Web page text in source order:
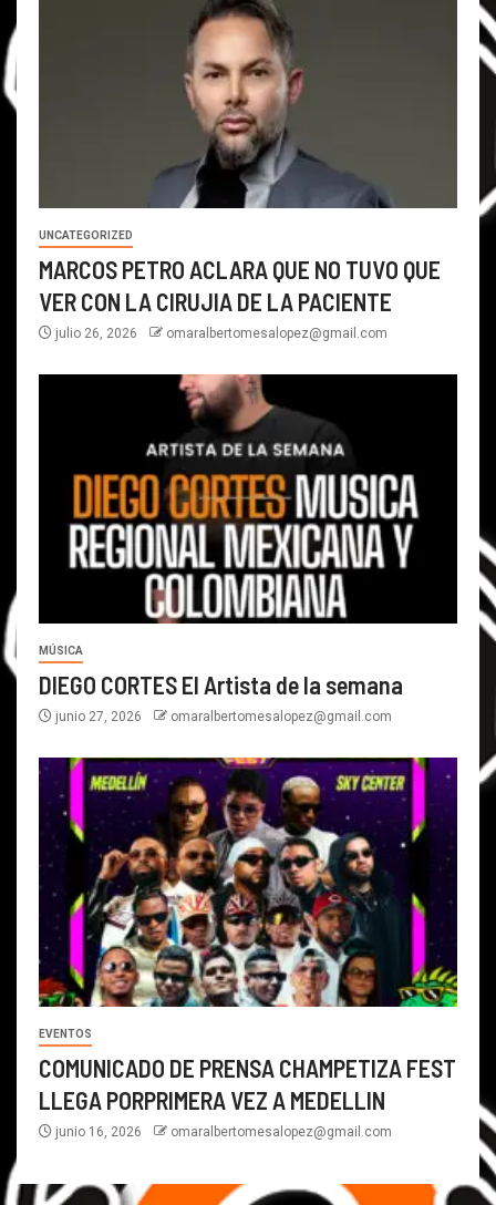
UNCATEGORIZED
MARCOS PETRO ACLARA QUE NO TUVO QUE
VER CON LA CIRUJIA DE LA PACIENTE
julio 26, 2026 omaralbertomesalopez@gmail.com
MÚSICA
DIEGO CORTES El Artista de la semana
junio 27, 2026 omaralbertomesalopez@gmail.com
EVENTOS
COMUNICADO DE PRENSA CHAMPETIZA FEST
LLEGA PORPRIMERA VEZ A MEDELLIN
junio 16, 2026 omaralbertomesalopez@gmail.com